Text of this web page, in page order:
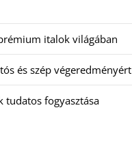
italok világában
és szép végeredményért
tudatos fogyasztása